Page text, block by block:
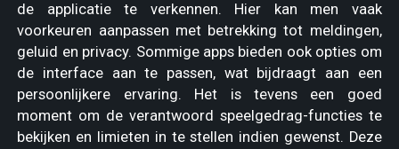
de applicatie te verkennen. Hier kan men vaak
voorkeuren aanpassen met betrekking tot meldingen,
geluid en privacy. Sommige apps bieden ook opties om
de interface aan te passen, wat bijdraagt aan een
persoonlijkere ervaring. Het is tevens een goed
moment om de verantwoord speelgedrag-functies te
bekijken en limieten in te stellen indien gewenst. Deze